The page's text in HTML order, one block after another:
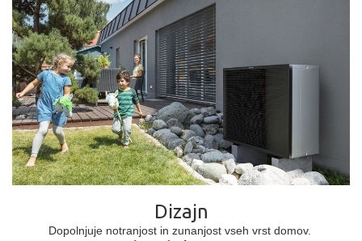
Dizajn
Dopolnjuje notranjost in zunanjost vseh vrst domov.